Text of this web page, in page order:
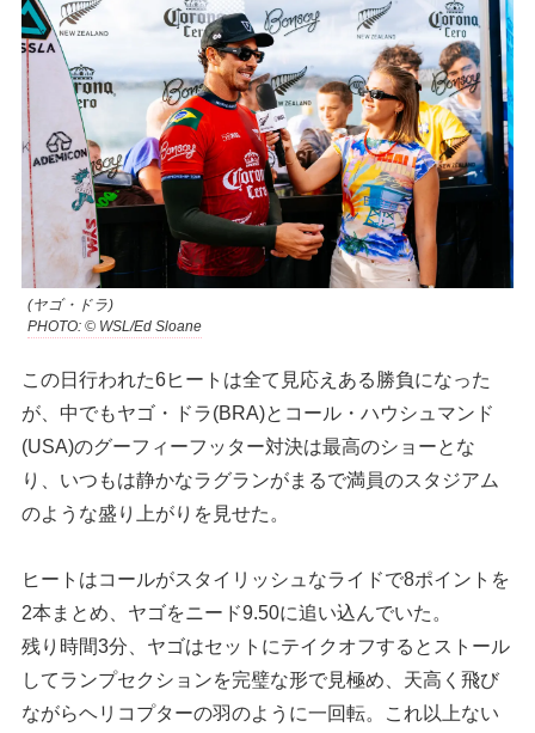
(ヤゴ・ドラ)
PHOTO: © WSL/Ed Sloane
この日行われた6ヒートは全て見応えある勝負になった
が、中でもヤゴ・ドラ(BRA)とコール・ハウシュマンド
(USA)のグーフィーフッター対決は最高のショーとな
り、いつもは静かなラグランがまるで満員のスタジアム
のような盛り上がりを見せた。
ヒートはコールがスタイリッシュなライドで8ポイントを
2本まとめ、ヤゴをニード9.50に追い込んでいた。
残り時間3分、ヤゴはセットにテイクオフするとストール
してランプセクションを完璧な形で見極め、天高く飛び
ながらヘリコプターの羽のように一回転。これ以上ない